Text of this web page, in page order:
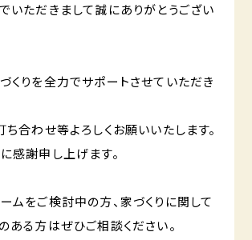
いただきまして誠にありがとうござい
くりを全力でサポートさせていただき
ち合わせ等よろしくお願いいたします。
感謝申し上げます。
ムをご検討中の方、家づくりに関して
ある方はぜひご相談ください。